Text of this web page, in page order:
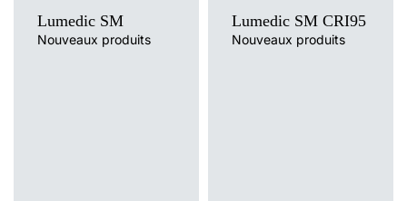
Lumedic SM
Nouveaux produits
Lumedic SM CRI95
Nouveaux produits